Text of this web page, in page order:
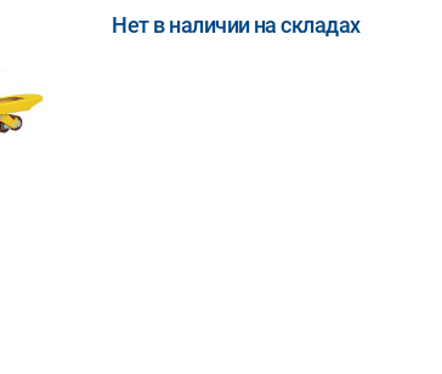
Нет в наличии на складах